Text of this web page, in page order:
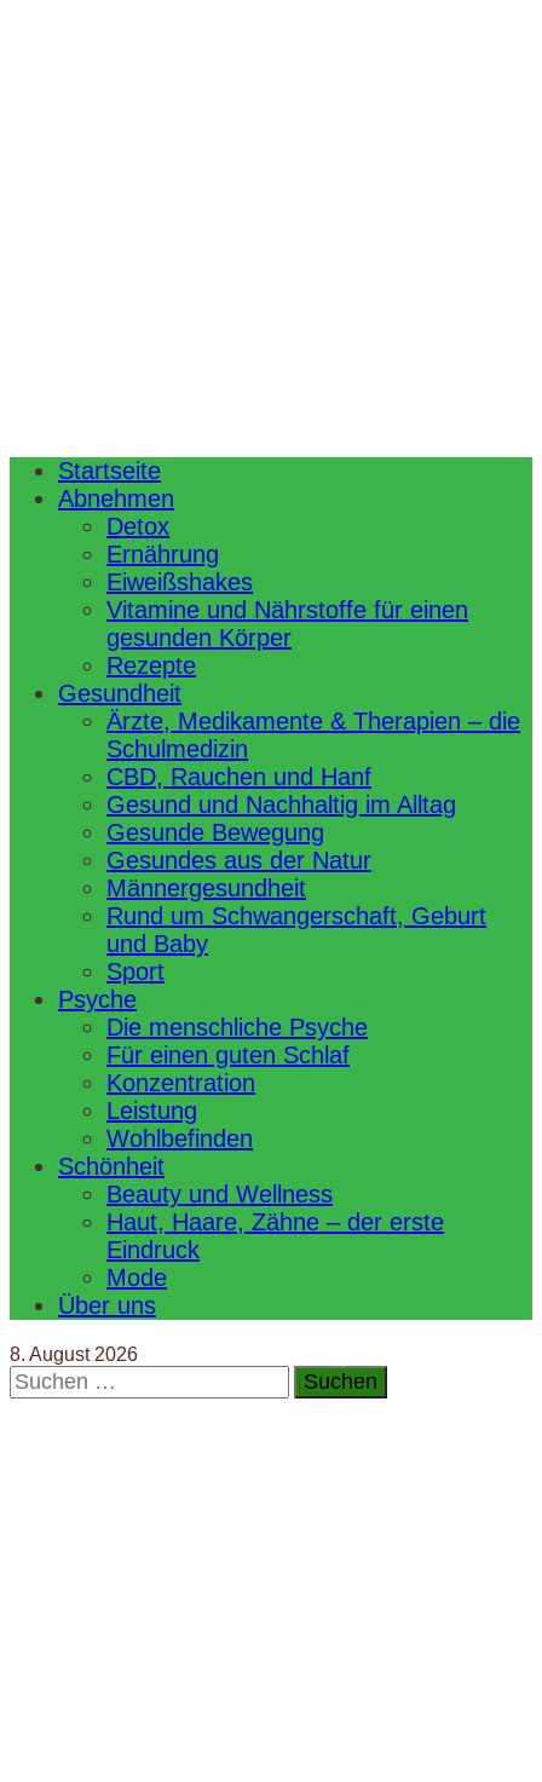
Startseite
Abnehmen
Detox
Ernährung
Eiweißshakes
Vitamine und Nährstoffe für einen
gesunden Körper
Rezepte
Gesundheit
Ärzte, Medikamente & Therapien – die
Schulmedizin
CBD, Rauchen und Hanf
Gesund und Nachhaltig im Alltag
Gesunde Bewegung
Gesundes aus der Natur
Männergesundheit
Rund um Schwangerschaft, Geburt
und Baby
Sport
Psyche
Die menschliche Psyche
Für einen guten Schlaf
Konzentration
Leistung
Wohlbefinden
Schönheit
Beauty und Wellness
Haut, Haare, Zähne – der erste
Eindruck
Mode
Über uns
8. August 2026
Suchen
nach: